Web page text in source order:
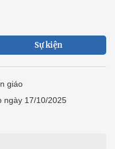
Sự kiện
giáo
ngày 17/10/2025